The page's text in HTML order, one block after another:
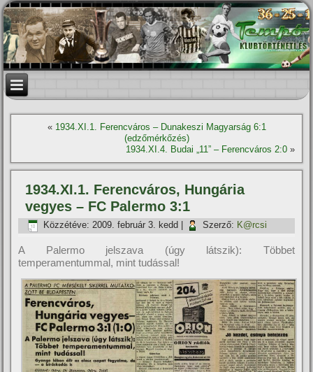
« 1934.XI.1. Ferencváros – Dunakeszi Magyarság 6:1
(edzőmérkőzés)
1934.XI.4. Budai „11” – Ferencváros 2:0»
1934.XI.1. Ferencváros, Hungária
vegyes – FC Palermo 3:1
Közzétéve: 2009. február 3. kedd Szerző: K@rcsi
A Palermo jelszava (úgy látszik): Többet
temperamentummal, mint tudással!